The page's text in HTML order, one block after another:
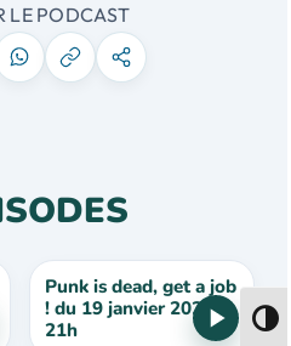
LE PODCAST
Punk is dead, get a job
! du 19 janvier 2024 à
21h